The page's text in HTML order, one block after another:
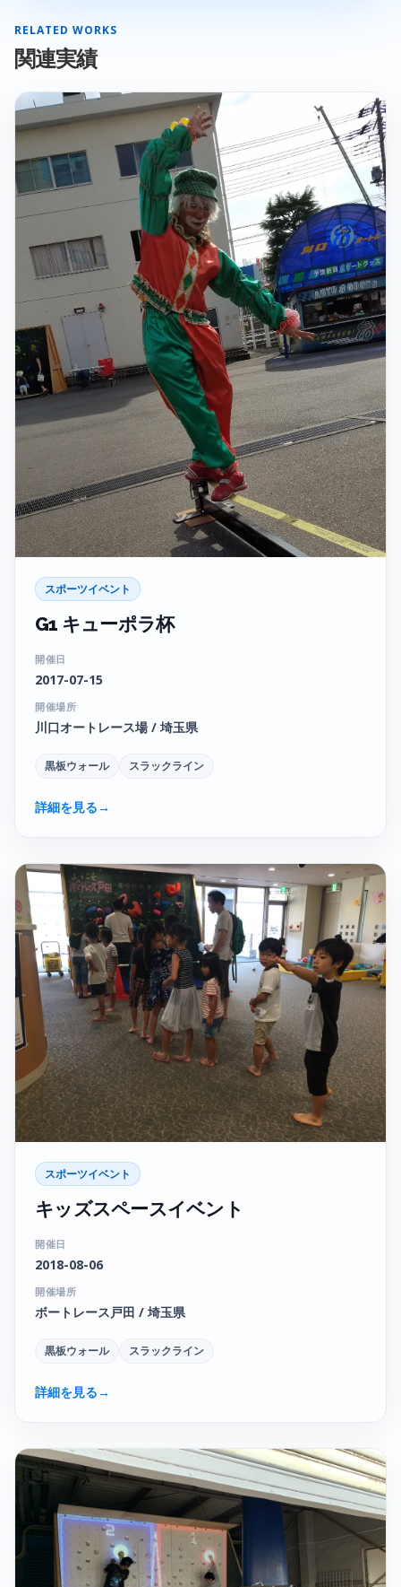
RELATED WORKS
関連実績
スポーツイベント
G1 キューポラ杯
開催日
2017-07-15
開催場所
川口オートレース場 / 埼玉県
黒板ウォール スラックライン
詳細を見る→
スポーツイベント
キッズスペースイベント
開催日
2018-08-06
開催場所
ボートレース戸田 / 埼玉県
黒板ウォール スラックライン
詳細を見る→